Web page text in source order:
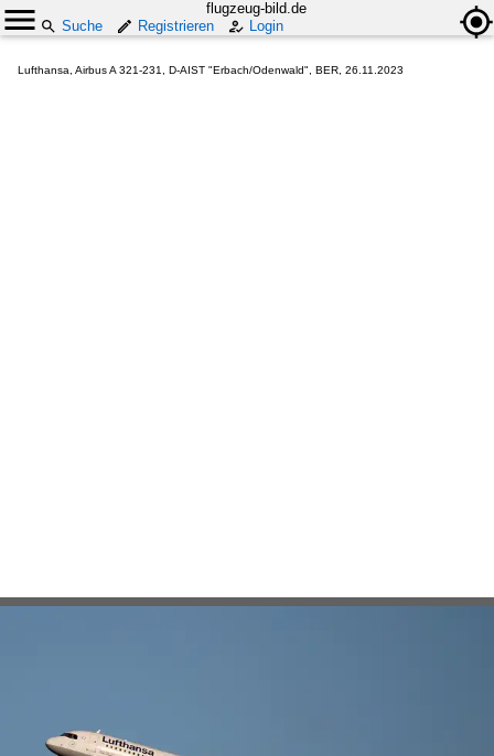
flugzeug-bild.de
Suche
Registrieren Login
Lufthansa, Airbus A 321-231, D-AIST "Erbach/Odenwald", BER, 26.11.2023